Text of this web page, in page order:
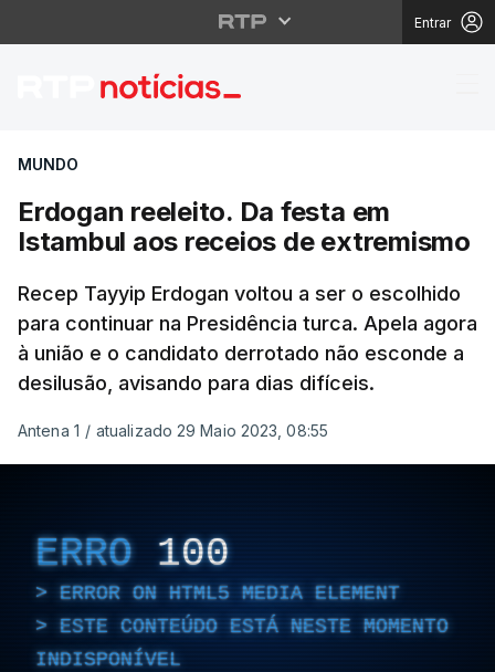
Entrar
Erdogan reeleito. Da
MUNDO
Erdogan reeleito. Da festa em
Istambul aos receios de extremismo
Recep Tayyip Erdogan voltou a ser o escolhido
para continuar na Presidência turca. Apela agora
à união e o candidato derrotado não esconde a
desilusão, avisando para dias difíceis.
Antena 1 / atualizado 29 Maio 2023, 08:55
ERRO 100
ERROR ON HTML5 MEDIA ELEMENT
ESTE CONTEÚDO ESTÁ NESTE MOMENTO
INDISPONÍVEL